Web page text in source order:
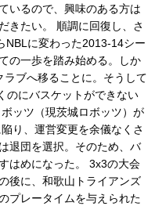
いるので、興味のある方は
きたい。 順調に回復し、さ
NBLに変わった2013-14シー
の一歩を踏み始める。しか
ブへ移ることに。そうして
のにバスケットができない
ッツ（現茨城ロボッツ）が
り、運営変更を余儀なくさ
退団を選択。そのため、バ
はめになった。 3x3の大会
後に、和歌山トライアンズ
プレータイムを与えられた